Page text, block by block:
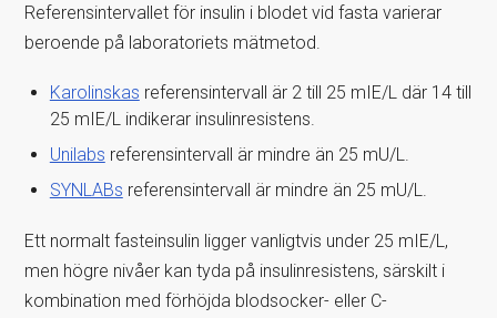
Referensintervallet för insulin i blodet vid fasta varierar
beroende på laboratoriets mätmetod.
Karolinskas referensintervall är 2 till 25 mIE/L där 14 till
25 mIE/L indikerar insulinresistens.
Unilabs referensintervall är mindre än 25 mU/L.
SYNLABs referensintervall är mindre än 25 mU/L.
Ett normalt fasteinsulin ligger vanligtvis under 25 mIE/L,
men högre nivåer kan tyda på insulinresistens, särskilt i
kombination med förhöjda blodsocker- eller C-